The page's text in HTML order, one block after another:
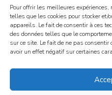
Pour offrir les meilleures
telles que les cookies pour stocker et/
appareils. Le fait de consentir à ces
des données telles que le
sur ce site. Le fait de ne pas
avoir un effet négatif sur certaines
Mentions légales
Contacts
Conditions Générales de
Mon Compte